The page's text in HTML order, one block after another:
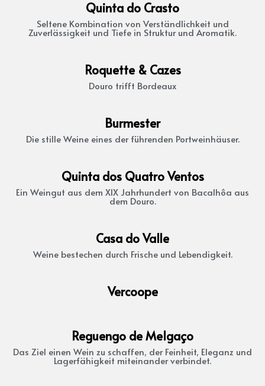
Quinta do Crasto
Seltene Kombination von Verständlichkeit und
Zuverlässigkeit und Tiefe in Struktur und Aromatik.
Roquette & Cazes
Douro trifft Bordeaux
Burmester
Die stille Weine eines der führenden Portweinhäuser.
Quinta dos Quatro Ventos
Ein Weingut aus dem XIX Jahrhundert von Bacalhôa aus
dem Douro.
Casa do Valle
Weine bestechen durch Frische und Lebendigkeit.
Vercoope
Reguengo de Melgaço
Das Ziel einen Wein zu schaffen, der Feinheit, Eleganz und
Lagerfähigkeit miteinander verbindet.